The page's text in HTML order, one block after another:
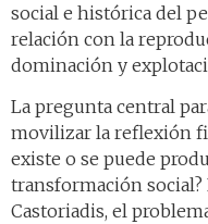
social e histórica del
relación con la
dominación y
La pregunta central
movilizar la reflexión
existe o se puede
transformación social?
Castoriadis, el